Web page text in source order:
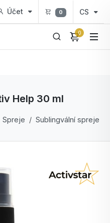
Účet 0 CS
0
Help 30 ml
Spreje Sublingvální spreje